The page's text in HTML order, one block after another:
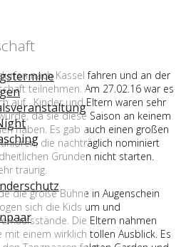
nach Kassel fahren und an der
teilnehmen. Am 27.02.16 war es
auf. Kinder und Eltern waren sehr
da sie diese Saison an keinem
haben. Es gab auch einen großen
die nachträglich nominiert
Gründen nicht starten.
traurig.
die große Bühne in Augenschein
sich die Kids um und
Die Eltern nahmen
einem wirklich tollen Ausblick. Es